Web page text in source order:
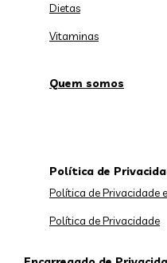
Dietas
Vitaminas
Quem somos
Política de
Política de Privacidade
Política de Privacidade